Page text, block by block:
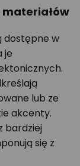
dostępne w
je
lub ze
akcenty.
bardziej
się z